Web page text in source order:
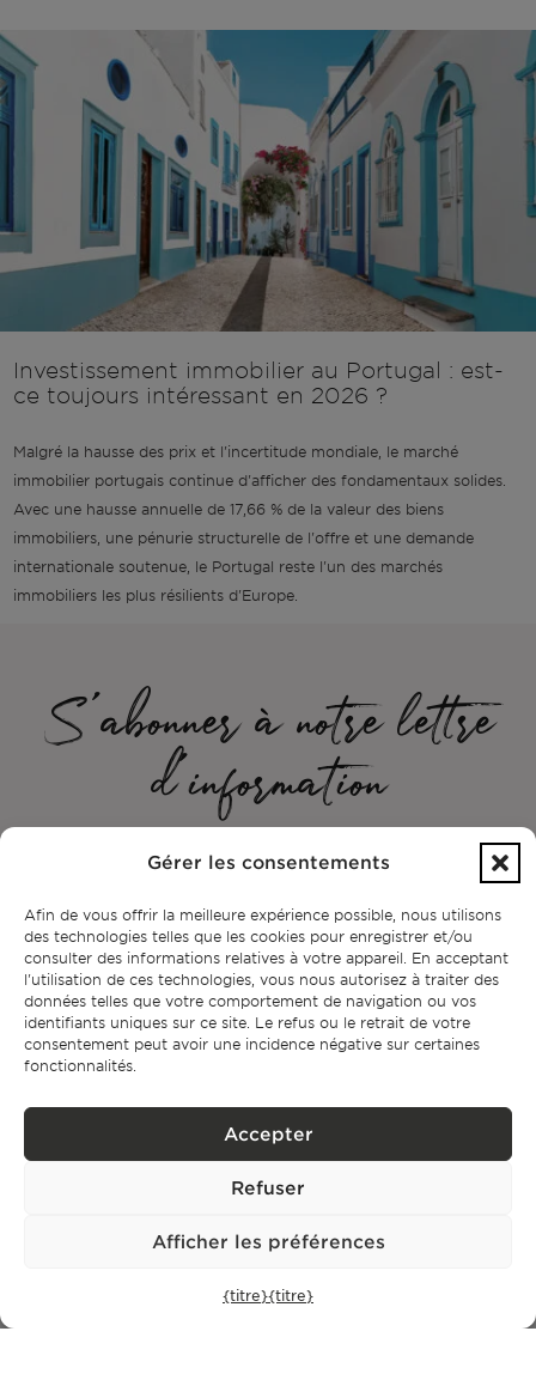
Gérer les consentements
Afin de vous offrir la meilleure expérience possible, nous utilisons
des technologies telles que les cookies pour enregistrer et/ou
consulter des informations relatives à votre appareil. En acceptant
l'utilisation de ces technologies, vous nous autorisez à traiter des
données telles que votre comportement de navigation ou vos
identifiants uniques sur ce site. Le refus ou le retrait de votre
consentement peut avoir une incidence négative sur certaines
fonctionnalités.
Accepter
Refuser
Afficher les préférences
{titre}{titre}
Investissement immobilier au Portugal : est-
ce toujours intéressant en 2026 ?
Malgré la hausse des prix et l'incertitude mondiale, le marché
immobilier portugais continue d'afficher des fondamentaux solides.
Avec une hausse annuelle de 17,66 % de la valeur des biens
immobiliers, une pénurie structurelle de l'offre et une demande
internationale soutenue, le Portugal reste l'un des marchés
immobiliers les plus résilients d'Europe.
S'abonner à notre lettre
d'information
Soyez le premier à recevoir les nouvelles de Bonte Filipidis™ et à
connaître nos événements surainsi que nos propriétés
S'abonner